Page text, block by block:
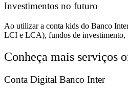
Investimentos no futuro
Ao utilizar a conta kids do Banco
LCI e LCA), fundos de investimento,
Conheça mais serviços
Conta Digital Banco Inter